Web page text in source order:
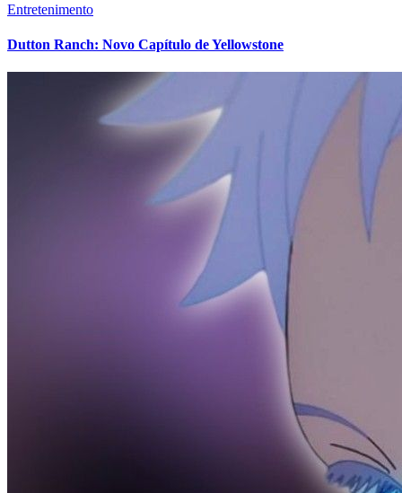
Entretenimento
Dutton Ranch: Novo Capítulo de Yellowstone